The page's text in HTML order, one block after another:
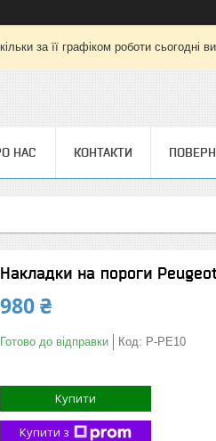
за її графіком роботи
НАС КОНТАКТИ
Накладки на пороги
980 ₴
Готово до відправки Код: P-PE10
Купити
Купити з